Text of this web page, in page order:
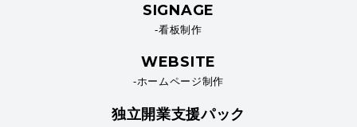
SIGNAGE
-看板制作
WEBSITE
-ホームページ制作
独立開業支援パック